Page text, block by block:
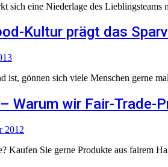
sich eine Niederlage des
Kultur prägt das
ist, gönnen sich viele Menschen gerne
Warum wir Fair-Trade-
2012
Kaufen Sie gerne Produkte aus fairem